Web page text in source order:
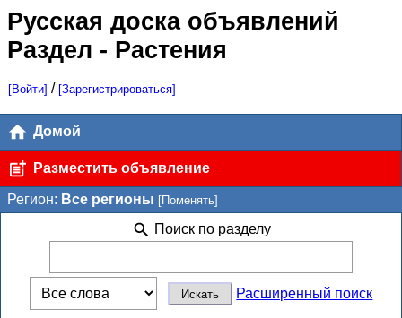
Русская доска объявлений
Раздел - Растения
[Войти] / [Зарегистрироваться]
Домой
Разместить объявление
Регион: Все регионы [Поменять]
Поиск по разделу
Расширенный поиск